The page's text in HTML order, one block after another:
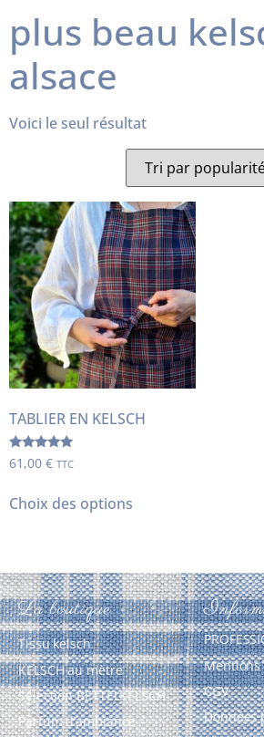
plus beau
alsace
Voici le seul résultat
TABLIER EN KELSCH
Note
5.00
61,00 € TTC
Choix des options
La boutique
Tissu kelsch
KELSCH au mètre
Sélection BETTELKELSCH
Parfum d’ambiance
Mentions
CGV
Données